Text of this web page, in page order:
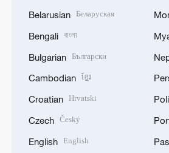
Belarusian Беларуская
Bengali বাংলা
Bulgarian Български
Cambodian ខ្មែរ
Croatian Hrvatski
Czech Český
English English